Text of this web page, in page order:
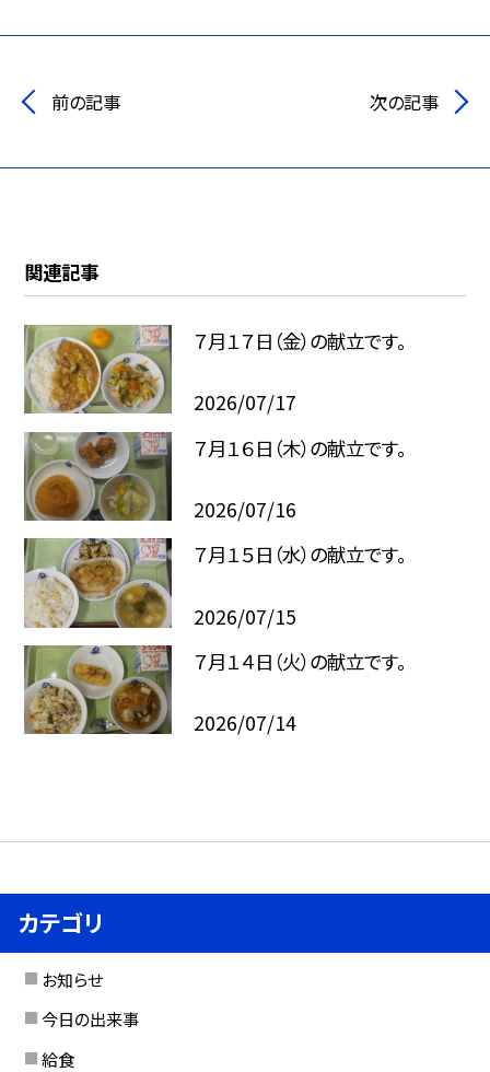
前の記事 次の記事
関連記事
７月１７日（金）の献立です。
2026/07/17
７月１６日（木）の献立です。
2026/07/16
７月１５日（水）の献立です。
2026/07/15
７月１４日（火）の献立です。
2026/07/14
カテゴリ
お知らせ
今日の出来事
給食